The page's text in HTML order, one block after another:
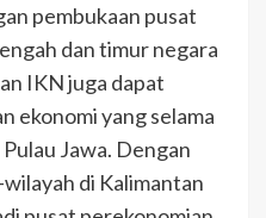
pembukaan pusat
dan timur negara
IKN juga dapat
ekonomi yang selama
Jawa. Dengan
di Kalimantan